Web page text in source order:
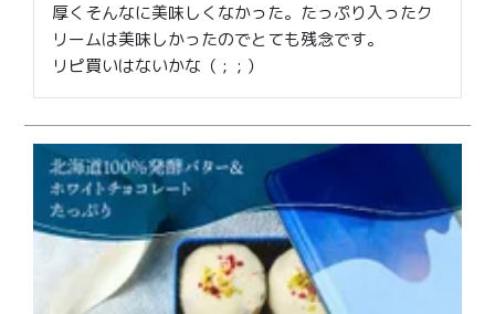
厚くそんなに美味しくなかった。たっぷり入ったク
リームは美味しかったのでとても残念です。
リピ買いはないかな（ ;  ; ）